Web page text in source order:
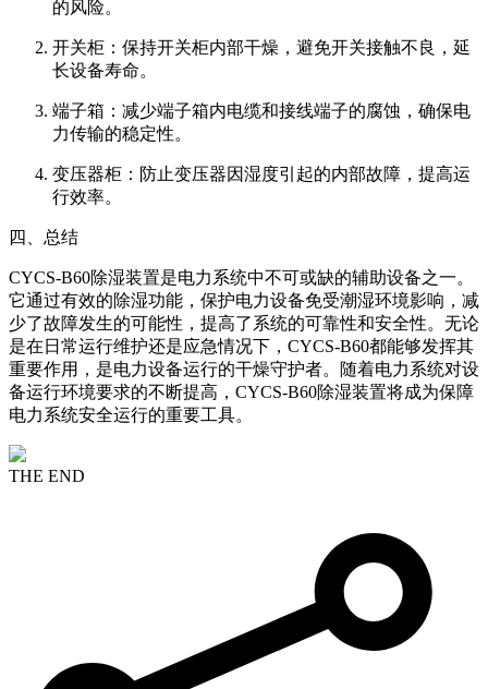
的风险。
开关柜：保持开关柜内部干燥，避免开关接触不良，延
长设备寿命。
端子箱：减少端子箱内电缆和接线端子的腐蚀，确保电
力传输的稳定性。
变压器柜：防止变压器因湿度引起的内部故障，提高运
行效率。
四、总结
CYCS-B60除湿装置是电力系统中不可或缺的辅助设备之一。
它通过有效的除湿功能，保护电力设备免受潮湿环境影响，减
少了故障发生的可能性，提高了系统的可靠性和安全性。无论
是在日常运行维护还是应急情况下，CYCS-B60都能够发挥其
重要作用，是电力设备运行的干燥守护者。随着电力系统对设
备运行环境要求的不断提高，CYCS-B60除湿装置将成为保障
电力系统安全运行的重要工具。
THE END